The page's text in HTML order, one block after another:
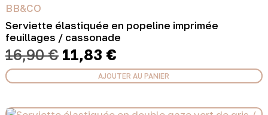
BB&CO
Serviette élastiquée en popeline imprimée
feuillages / cassonade
16,90€ Le
prix
initial
16,90 €.
11,83 €Le
prix
actuel
11,83 €.
AJOUTER AU PANIER